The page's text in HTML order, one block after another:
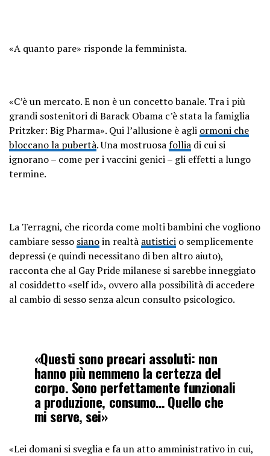
«A quanto pare» risponde la femminista.
«C’è un mercato. E non è un concetto banale. Tra i più
grandi sostenitori di Barack Obama c’è stata la famiglia
Pritzker: Big Pharma». Qui l’allusione è agli ormoni che
bloccano la pubertà. Una mostruosafollia di cui si
ignorano – come per i vaccini genici – gli effetti a lungo
termine.
La Terragni, che ricorda come molti bambini che vogliono
cambiare sesso sianoin realtà autistici o semplicemente
depressi (e quindi necessitano di ben altro aiuto),
racconta che al Gay Pride milanese si sarebbe inneggiato
al cosiddetto «self id», ovvero alla possibilità di accedere
al cambio di sesso senza alcun consulto psicologico.
«Questi sono precari assoluti: non
hanno più nemmeno la certezza del
corpo. Sono perfettamente funzionali
a produzione, consumo… Quello che
mi serve, sei»
«Lei domani si sveglia e fa un atto amministrativo in cui,